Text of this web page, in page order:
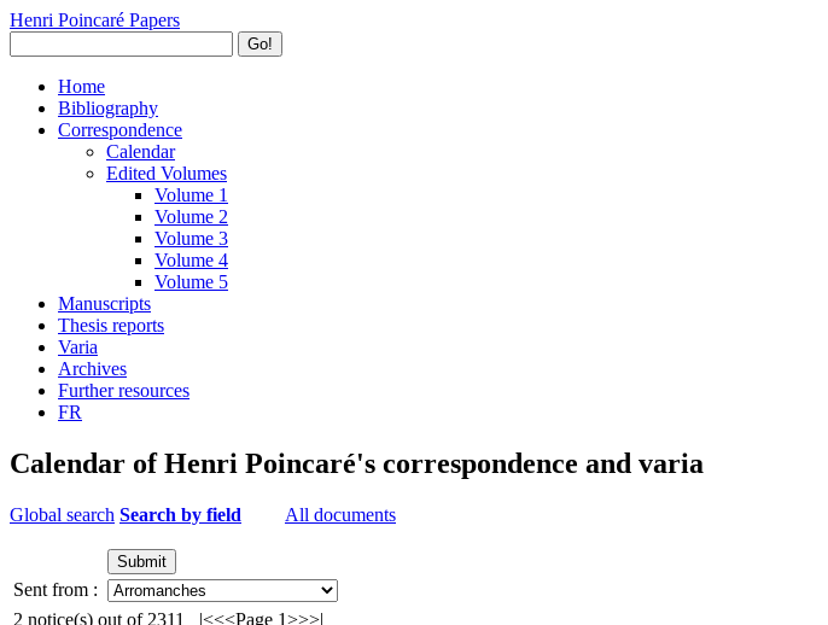
Henri Poincaré Papers
Go!
Home
Bibliography
Correspondence
Calendar
Edited Volumes
Volume 1
Volume 2
Volume 3
Volume 4
Volume 5
Manuscripts
Thesis reports
Varia
Archives
Further resources
FR
Calendar of Henri Poincaré's correspondence and varia
Global search Search by field All documents
Sent from :
2 notice(s) out of 2311 |<<<Page 1>>>|